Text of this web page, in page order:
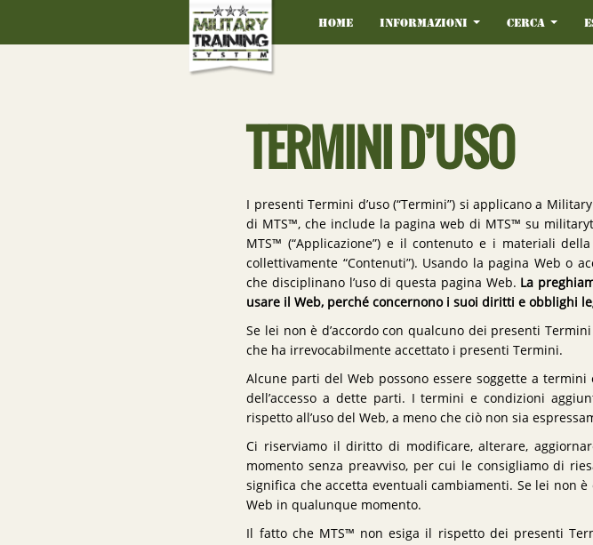
Home Informazioni Cerca
TERMINI D’USO
I presenti Termini d’uso (“Termini”) si applicano a
di MTS™, che include la pagina web di MTS™ su
MTS™ (“Applicazione”) e il contenuto e i materiali
collettivamente “Contenuti”). Usando la pagina Web o
che disciplinano l’uso di questa pagina Web. La
usare il Web, perché concernono i suoi diritti e obblighi
Se lei non è d’accordo con qualcuno dei presenti
che ha irrevocabilmente accettato i presenti Termini.
Alcune parti del Web possono essere soggette a
dell’accesso a dette parti. I termini e condizioni
rispetto all’uso del Web, a meno che ciò non sia
Ci riserviamo il diritto di modificare, alterare,
momento senza preavviso, per cui le consigliamo di
significa che accetta eventuali cambiamenti. Se lei non
Web in qualunque momento.
Il fatto che MTS™ non esiga il rispetto dei presenti